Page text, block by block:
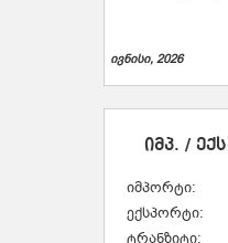
ივნისი, 2026
იმპ. /
იმპორტი:
ექსპორტი:
ტრანზიტი: